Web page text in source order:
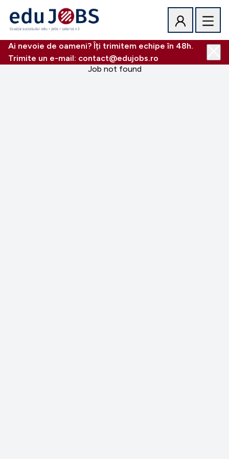
Ai nevoie de oameni? Îți trimitem echipe în 48h.
Trimite un e-mail: contact@edujobs.ro
Job not found